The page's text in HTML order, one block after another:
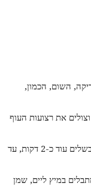
השום, הכמון,
את רצועות העוף
מוסיפים את רוטב הברביקיו, מערבבים היטב ומבשלים עוד כ-2 דקות, עד
במיץ ליים, שמן